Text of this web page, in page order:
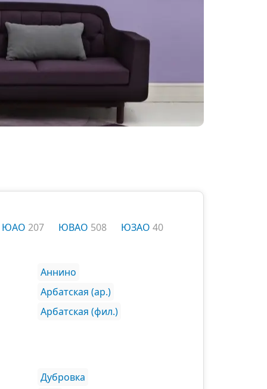
ЮАО 207 ЮВАО 508 ЮЗАО 40
Аннино
Арбатская (ар.)
Арбатская (фил.)
Дубровка